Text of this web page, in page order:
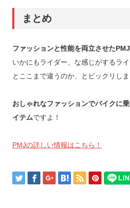
まとめ
ファッションと性能を両立させたPMJ
いかにもライダー、な感じがするラ
とここまで違うのか、とビックリしま
おしゃれなファッションでバイクに
イテムですよ！
PMJの詳しい情報はこちら！